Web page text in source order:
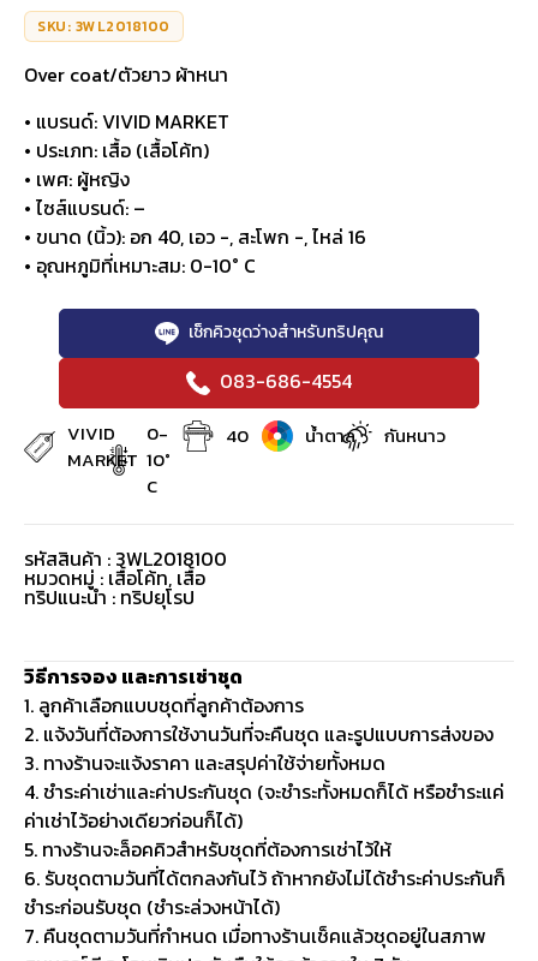
SKU: 3WL2018100
Over coat/ตัวยาว ผ้าหนา
• แบรนด์: VIVID MARKET
• ประเภท: เสื้อ (เสื้อโค้ท)
• เพศ: ผู้หญิง
• ไซส์แบรนด์: –
• ขนาด (นิ้ว): อก 40, เอว -, สะโพก -, ไหล่ 16
• อุณหภูมิที่เหมาะสม: 0-10° C
เช็กคิวชุดว่างสำหรับทริปคุณ
083-686-4554
VIVID
MARKET
0-
10°
C
40 น้ำตาล กันหนาว
รหัสสินค้า : 3WL2018100
หมวดหมู่ : เสื้อโค้ท, เสื้อ
ทริปแนะนำ : ทริปยุโรป
วิธีการจอง และการเช่าชุด
1. ลูกค้าเลือกแบบชุดที่ลูกค้าต้องการ
2. แจ้งวันที่ต้องการใช้งานวันที่จะคืนชุด และรูปแบบการส่งของ
3. ทางร้านจะแจ้งราคา และสรุปค่าใช้จ่ายทั้งหมด
4. ชำระค่าเช่าและค่าประกันชุด (จะชำระทั้งหมดก็ได้ หรือชำระแค่
ค่าเช่าไว้อย่างเดียวก่อนก็ได้)
5. ทางร้านจะล็อคคิวสำหรับชุดที่ต้องการเช่าไว้ให้
6. รับชุดตามวันที่ได้ตกลงกันไว้ ถ้าหากยังไม่ได้ชำระค่าประกันก็
ชำระก่อนรับชุด (ชำระล่วงหน้าได้)
7. คืนชุดตามวันที่กำหนด เมื่อทางร้านเช็คแล้วชุดอยู่ในสภาพ